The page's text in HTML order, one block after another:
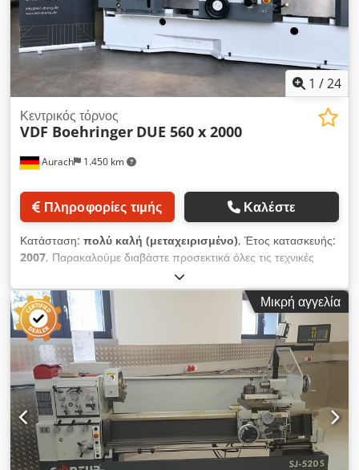
1 /24
Aurach 1.450 km
Κεντρικός τόρνος
VDF Boehringer DUE 560 x 2000
Πληροφορίες τιμής Καλέστε
Κατάσταση: πολύ καλή (μεταχειρισμένο), Έτος κατασκευής:
2007, Παρακαλούμε διαβάστε προσεκτικά όλες τις τεχνικές
προδιαγραφές. Εάν το μηχάνημα είναι κατάλληλο για εσάς ως
επένδυση, σας παρακαλούμε να μας παρέχετε τα πλήρη
στοιχεία επικοινωνίας σας, συμπεριλαμβανομένου του σωστού
αριθμού τηλεφώνου και της διεύθυνσης ηλεκτρονικού
ταχυδρομείου, ώστε να σας υποβάλουμε προσφορά. !!! ΑΥΤΟ
ΤΟ ΜΗΧΑΝΗΜΑ ΕΙΝΑΙ ΠΡΟΣ ΤΗ ΣΤΙΓΜΗ ΥΠΟ
ΕΠΕΞΕΡΓΑΣΙΑ!!! ΟΙ ΕΙΚΟΝΕΣ ΔΕΝ ΑΝΤΙΚΑΤΟΠΤΡΙΖΟΥΝ ΤΟ
ΜΗΧΑΝΗΜΑ ΠΟΥ ΠΡΟΣΦΕΡΕΤΑΙ, ΑΛΛΑ ΕΙΚΟΝΙΖΟΥΝ ΕΝΑ
ΜΗΧΑΝΗΜΑ ΠΟΥ ΕΧΕΙ ΕΠΕΞΕΡΓΑΣΤΕΙ ΠΡΟΣΦΑΤΑ ΚΑΙ ΕΧΕΙ
ΜΙΚΡΟΤΕΡΟ ΜΗΚΟΣ ΚΕΝΤΡΟΥ!!! Σας προσφέρουμε εδώ ένα
εξαιρετικά καλό μηχάνημα ακριβείας. Αυτό το μηχάνημα είναι
ίσως το καλύτερο γερμανικό μηχάνημα τόρνευσης που έχει
Μικρή αγγελία